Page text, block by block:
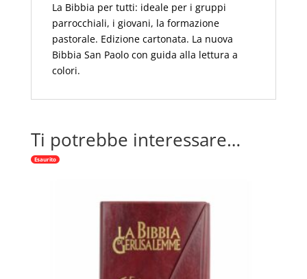
La Bibbia per tutti: ideale per i gruppi
parrocchiali, i giovani, la formazione
pastorale. Edizione cartonata. La nuova
Bibbia San Paolo con guida alla lettura a
colori.
Ti potrebbe interessare…
Esaurito